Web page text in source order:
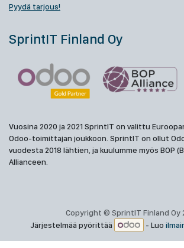
Pyydä tarjous!
SprintIT Finland Oy
Vuosina 2020 ja 2021 SprintIT on valittu
Odoo-toimittajan joukkoon. SprintIT on ollut
vuodesta 2018 lähtien, ja kuulumme myös BOP
Allianceen.
Copyright © SprintIT Finland Oy
Järjestelmää pyörittää
- Luo